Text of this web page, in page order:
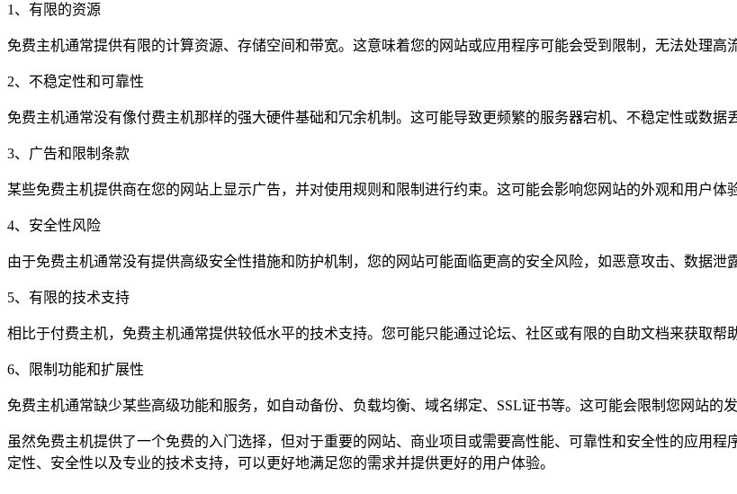
1、有限的资源
免费主机通常提供有限的计算资源、存储空间和带宽。这意味着您的网站或应用程序可能会受到限制，无法处理高
2、不稳定性和可靠性
免费主机通常没有像付费主机那样的强大硬件基础和冗余机制。这可能导致更频繁的服务器宕机、不稳定性或数据
3、广告和限制条款
某些免费主机提供商在您的网站上显示广告，并对使用规则和限制进行约束。这可能会影响您网站的外观和用户体
4、安全性风险
由于免费主机通常没有提供高级安全性措施和防护机制，您的网站可能面临更高的安全风险，如恶意攻击、数据泄
5、有限的技术支持
相比于付费主机，免费主机通常提供较低水平的技术支持。您可能只能通过论坛、社区或有限的自助文档来获取帮
6、限制功能和扩展性
免费主机通常缺少某些高级功能和服务，如自动备份、负载均衡、域名绑定、SSL证书等。这可能会限制您网站的发
虽然免费主机提供了一个免费的入门选择，但对于重要的网站、商业项目或需要高性能、可靠性和安全性的应用
定性、安全性以及专业的技术支持，可以更好地满足您的需求并提供更好的用户体验。